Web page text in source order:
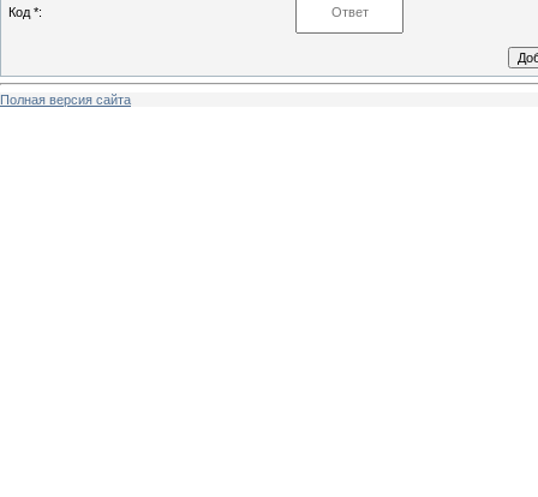
Код *:
Полная версия сайта